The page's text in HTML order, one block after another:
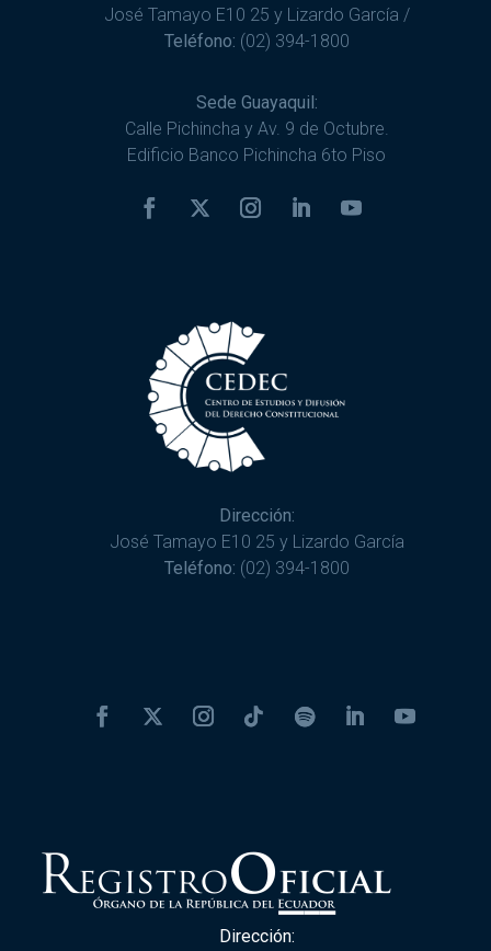
José Tamayo E10 25 y Lizardo García /
Teléfono: (02) 394-1800
Sede Guayaquil:
Calle Pichincha y Av. 9 de Octubre.
Edificio Banco Pichincha 6to Piso
Dirección:
José Tamayo E10 25 y Lizardo García
Teléfono: (02) 394-1800
Dirección: